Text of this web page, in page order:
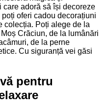
adoră să își decoreze
oferi cadou decorațiuni
colecția. Poți alege de la
Crăciun, de la lumânări
de la perne
Cu siguranță vei găsi
pentru